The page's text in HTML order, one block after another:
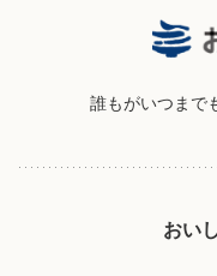
誰もがいつまで
おい